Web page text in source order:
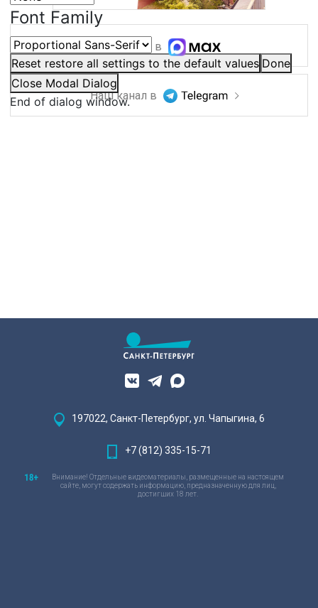
Font Family
Reset restore all settings to the default values Done
Close Modal Dialog
End of dialog window.
Наш канал в
Наш канал в
197022, Санкт-Петербург, ул. Чапыгина, 6
+7 (812) 335-15-71
Внимание! Отдельные видеоматериалы, размещенные на настоящем
сайте, могут содержать информацию, предназначенную для лиц,
достигших 18 лет.